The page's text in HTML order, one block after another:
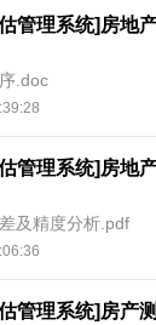
管理系统]房地
.doc
管理系统]房地
及精度分析.pdf
管理系统]房产